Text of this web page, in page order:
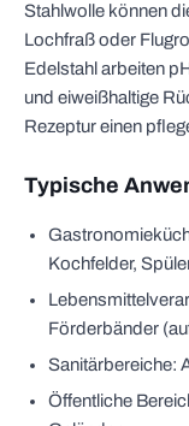
Stahlwolle können
Lochfraß oder
Edelstahl arbeiten
und eiweißhaltige
Rezeptur einen
Typische
Kochfelder,
Förderbänder
Sanitärbereiche:
Öffentliche